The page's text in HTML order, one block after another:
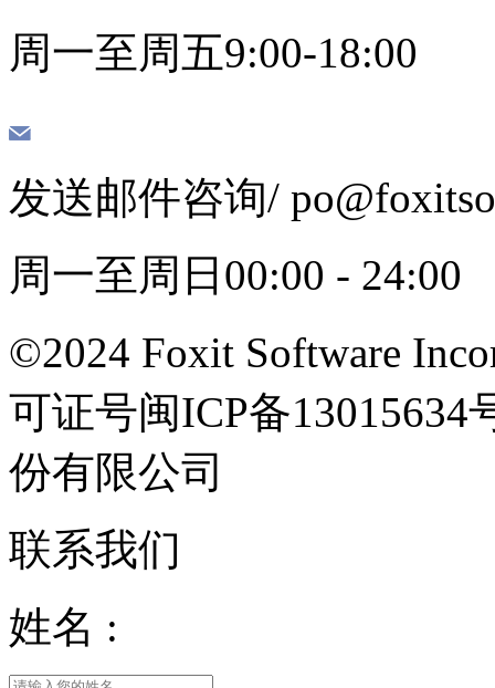
周一至周五9:00-18:00
发送邮件咨询/
周一至周日00:00 - 24:00
©2024 Foxit Software
可证号闽ICP备
份有限公司
联系我们
姓名 :